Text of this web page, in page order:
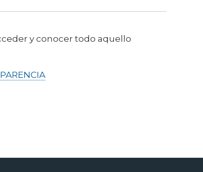
y conocer todo aquello